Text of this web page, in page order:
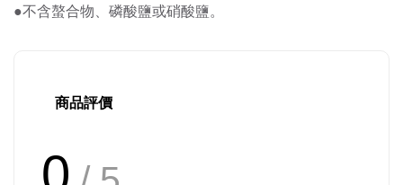
●不含螯合物、磷酸鹽或硝酸鹽。
商品評價